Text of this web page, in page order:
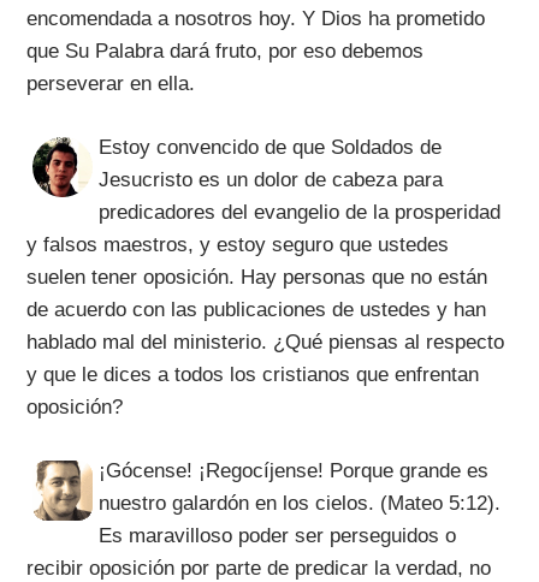
encomendada a nosotros hoy. Y Dios ha prometido
que Su Palabra dará fruto, por eso debemos
perseverar en ella.
Estoy convencido de que Soldados de
Jesucristo es un dolor de cabeza para
predicadores del evangelio de la prosperidad
y falsos maestros, y estoy seguro que ustedes
suelen tener oposición. Hay personas que no están
de acuerdo con las publicaciones de ustedes y han
hablado mal del ministerio. ¿Qué piensas al respecto
y que le dices a todos los cristianos que enfrentan
oposición?
¡Gócense! ¡Regocíjense! Porque grande es
nuestro galardón en los cielos. (Mateo 5:12).
Es maravilloso poder ser perseguidos o
recibir oposición por parte de predicar la verdad, no